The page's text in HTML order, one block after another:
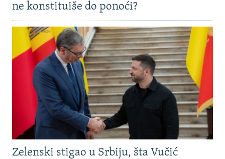
ne konstituiše do ponoći?
Zelenski stigao u Srbiju, šta Vučić